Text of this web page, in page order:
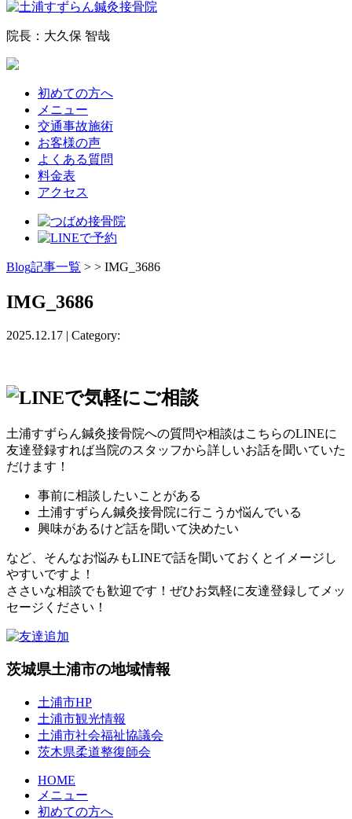
院長：大久保 智哉
初めての方へ
メニュー
交通事故施術
お客様の声
よくある質問
料金表
アクセス
Blog記事一覧 > > IMG_3686
IMG_3686
2025.12.17 | Category:
土浦すずらん鍼灸接骨院への質問や相談はこちらのLINEに
友達登録すれば当院のスタッフから詳しいお話を聞いていた
だけます！
事前に相談したいことがある
土浦すずらん鍼灸接骨院に行こうか悩んでいる
興味があるけど話を聞いて決めたい
など、そんなお悩みもLINEで話を聞いておくとイメージし
やすいですよ！
ささいな相談でも歓迎です！ぜひお気軽に友達登録してメッ
セージください！
茨城県土浦市の地域情報
土浦市HP
土浦市観光情報
土浦市社会福祉協議会
茨木県柔道整復師会
HOME
メニュー
初めての方へ